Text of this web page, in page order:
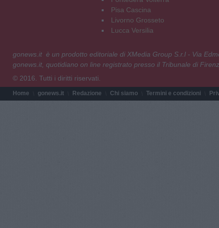
Pisa Cascina
Livorno Grosseto
Lucca Versilia
gonews.it è un prodotto editoriale di XMedia Group S.r.l - Via
gonews.it, quotidiano on line registrato presso il Tribunale di
© 2016. Tutti i diritti riservati.
Home gonews.it Redazione Chi siamo Termini e condizioni